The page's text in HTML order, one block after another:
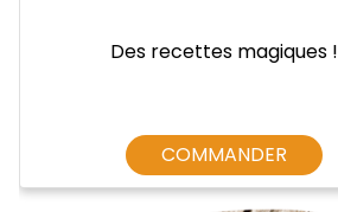
Des recettes magiques !
COMMANDER